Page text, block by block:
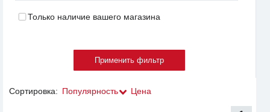
Только наличие вашего магазина
Сортировка: Популярность Цена